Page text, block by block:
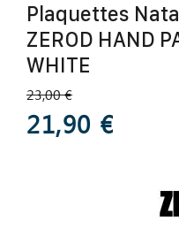
Plaquettes
ZEROD HAND
WHITE
23,00 €
21,90 €